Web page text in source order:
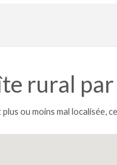
rural
ou moins mal